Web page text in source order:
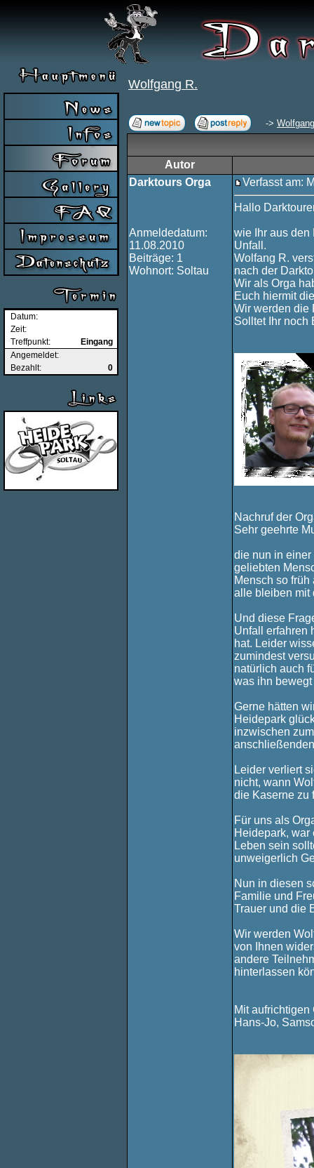
Datum:
Zeit:
Treffpunkt:
Eingang
Angemeldet:
Bezahlt:
0
Wolfgang R.
->
Autor
Darktours Orga
Anmeldedatum:
11.08.2010
Beiträge: 1
Wohnort: Soltau
Verfasst am:
Hallo
wie Ihr aus den
Unfall.
Wolfang R.
nach der
Wir als Orga
Euch hiermit
Wir werden die
Solltet Ihr noch
Nachruf der
Sehr geehrte
die nun in
geliebten
Mensch so
alle bleiben mit
Und diese
Unfall erfahren
hat. Leider
zumindest
natürlich auch
was ihn
Gerne hätten
Heidepark
inzwischen
Leider verliert
nicht, wann
die Kaserne zu
Für uns als
Heidepark, war
Leben sein
unweigerlich
Nun in diesen
Familie und
Trauer und die
Wir werden
von Ihnen
andere
hinterlassen
Mit aufrichtigen
Hans-Jo,